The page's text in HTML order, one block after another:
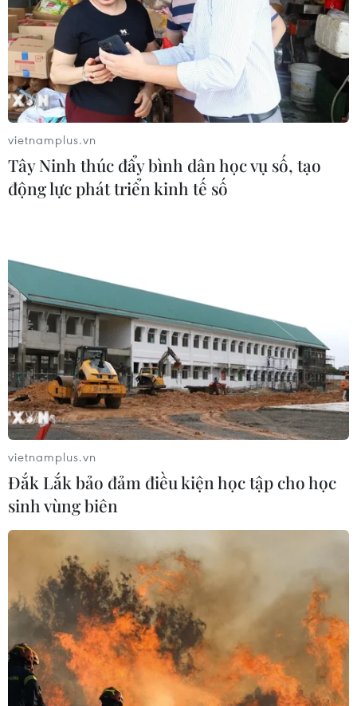
TIN CÙNG CHUYÊN MỤC
HLV Kim Sang-sik: 'Tôi mong Đình
Bắc vươn xa hơn tầm Đông Nam Á'
07/08/2026 16:54
vietnamplus.vn
Tây Ninh thúc đẩy bình dân học vụ số, tạo
động lực phát triển kinh tế số
vietnamplus.vn
Đắk Lắk bảo đảm điều kiện học tập cho học
sinh vùng biên